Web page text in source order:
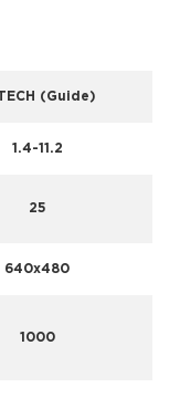
(Guide)
1.4-11.2
25
640x480
1000